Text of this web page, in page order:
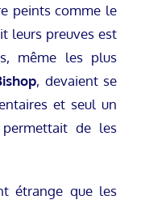
peints comme le
leurs preuves est
même les plus
, devaient se
et seul un
de les
étrange que les